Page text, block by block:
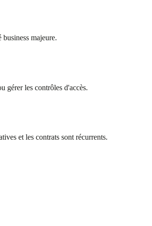
majeure.
gérer les contrôles d'accès.
et les contrats sont récurrents.